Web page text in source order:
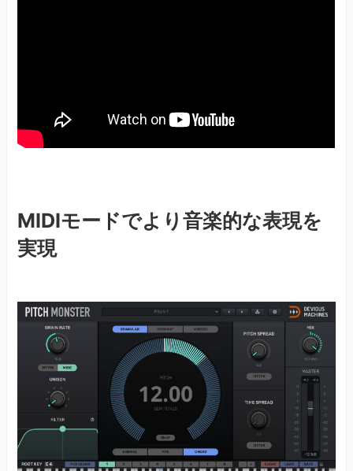
MIDIモードでより音楽的な表現を
実現